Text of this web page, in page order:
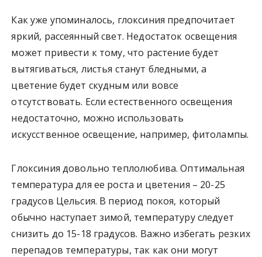
Как уже упоминалось, глоксиния предпочитает
яркий, рассеянный свет. Недостаток освещения
может привести к тому, что растение будет
вытягиваться, листья станут бледными, а
цветение будет скудным или вовсе
отсутствовать. Если естественного освещения
недостаточно, можно использовать
искусственное освещение, например, фитолампы.
Глоксиния довольно теплолюбива. Оптимальная
температура для ее роста и цветения – 20-25
градусов Цельсия. В период покоя, который
обычно наступает зимой, температуру следует
снизить до 15-18 градусов. Важно избегать резких
перепадов температуры, так как они могут